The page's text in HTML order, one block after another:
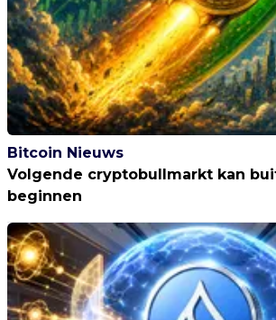
Bitcoin Nieuws
Volgende cryptobullmarkt kan
beginnen